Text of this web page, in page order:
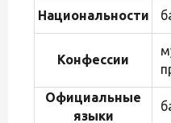
Национальности
Конфессии
Официальные
языки